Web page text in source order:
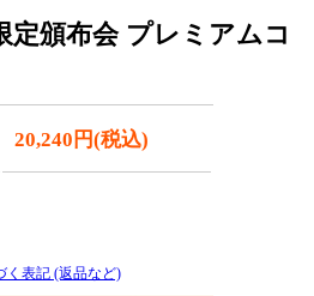
定頒布会 プレミアムコ
20,240円(税込)
く表記 (返品など)